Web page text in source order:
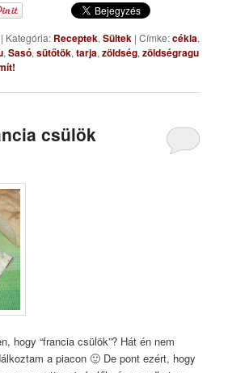
| Kategória: Receptek,Sültek |Címke:cékla,
,Sasó,sütőtök,tarja,zöldség,zöldségragu
csülök
hogy “francia csülök”? Hát én nem
a piacon 🙂 De pont ezért, hogy